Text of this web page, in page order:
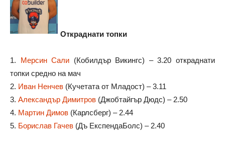
Откраднати топки
1. Мерсин Сали (Кобилдър Викингс) – 3.20 откраднати
топки средно на мач
2. Иван Ненчев (Кучетата от Младост) – 3.11
3. Александър Димитров (Джобтайгър Дюдс) – 2.50
4. Мартин Димов (Карлсберг) – 2.44
5. Борислав Гачев (Дъ ЕкспендаБолс) – 2.40